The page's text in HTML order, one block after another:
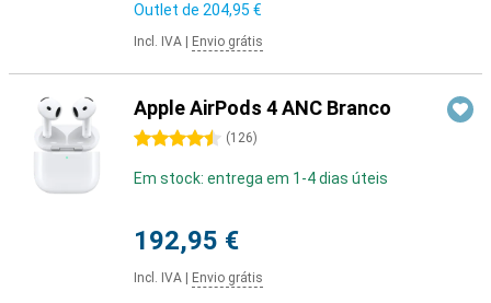
Outlet de 204,95 €
Incl. IVA Envio grátis
Apple AirPods 4 ANC Branco
4.5 estrelas (126)
Em stock: entrega em 1-4 dias úteis
192,95 €
Incl. IVA Envio grátis